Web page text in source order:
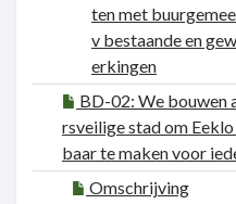
ten met
v bestaande en
erkingen
BD-02: We bouwen
rsveilige stad om
baar te maken voor
Omschrijving